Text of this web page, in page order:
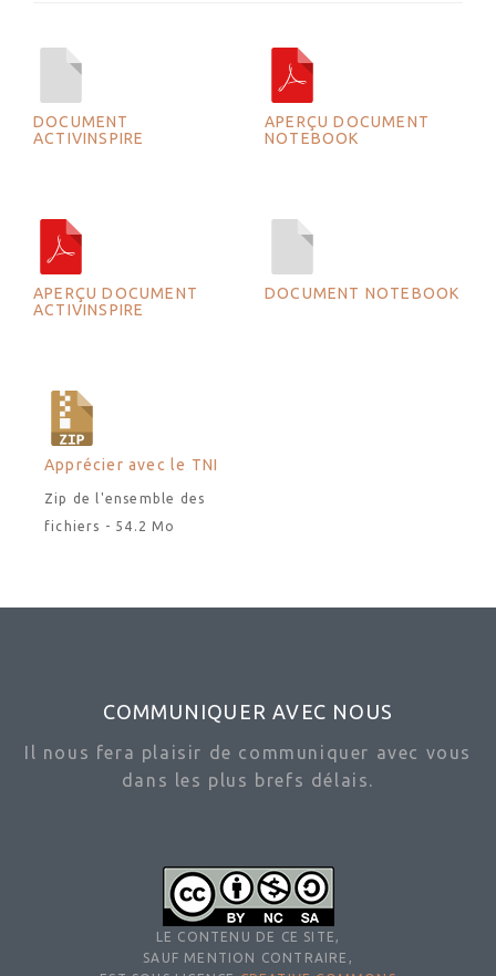
DOCUMENT
ACTIVINSPIRE
APERÇU DOCUMENT
NOTEBOOK
APERÇU DOCUMENT
ACTIVINSPIRE
DOCUMENT NOTEBOOK
Apprécier avec le TNI
Zip de l'ensemble des
fichiers - 54.2 Mo
COMMUNIQUER AVEC NOUS
Il nous fera plaisir de communiquer avec vous
dans les plus brefs délais.
LE CONTENU DE CE SITE,
SAUF MENTION CONTRAIRE,